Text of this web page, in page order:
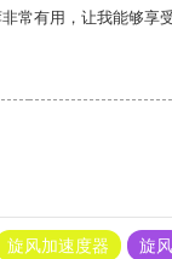
常有用，让我能够享
旋风加速度器 旋风